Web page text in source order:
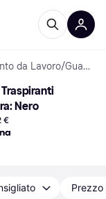
da Lavoro/ Guanti da lavoro
Nero
€